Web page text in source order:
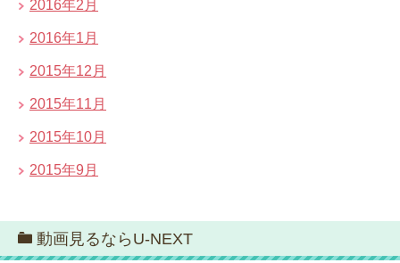
2016年2月
2016年1月
2015年12月
2015年11月
2015年10月
2015年9月
動画見るならU-NEXT